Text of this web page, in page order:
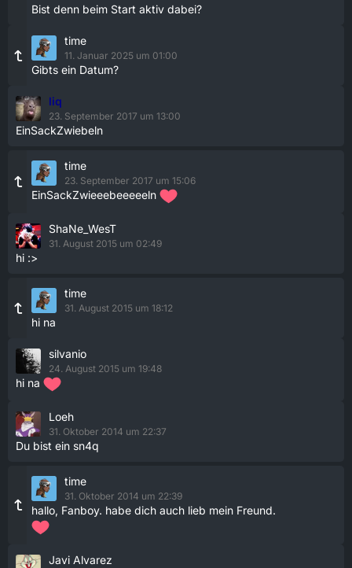
Bist denn beim Start aktiv dabei?
time
11. Januar 2025 um 01:00
Gibts ein Datum?
liq
23. September 2017 um 13:00
EinSackZwiebeln
time
23. September 2017 um 15:06
EinSackZwieeebeeeeeln
ShaNe_WesT
31. August 2015 um 02:49
hi :>
time
31. August 2015 um 18:12
hi na
silvanio
24. August 2015 um 19:48
hi na
Loeh
31. Oktober 2014 um 22:37
Du bist ein sn4q
time
31. Oktober 2014 um 22:39
hallo, Fanboy. habe dich auch lieb mein Freund.
Javi Alvarez